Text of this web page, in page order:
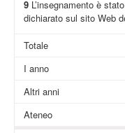
9L’insegnamento è
dichiarato sul sito Web
Totale
I anno
Altri anni
Ateneo